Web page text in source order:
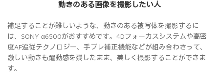
動きのある画像を撮影したい人
補足することが難しいような、動きのある被写体を撮影するに
は、SONY α6500がおすすめです。4Dフォーカスシステムや高密
度AF追従テクノロジー、手ブレ補正機能などが組み合わさって、
激しい動きも躍動感を残したまま、美しく撮影することができま
す。